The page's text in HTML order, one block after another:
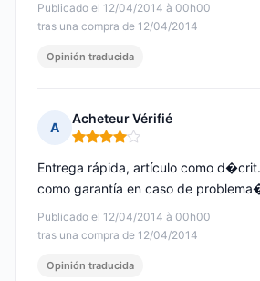
Publicado el 12/04/2014 à 00h00
tras una compra de 12/04/2014
Opinión traducida
A
Acheteur Vérifié
Nota: 4 de 5
Publicado el 12/04/2014 à 00h00
tras una compra de 12/04/2014
Entrega rápida, artículo como
como garantía en caso de
Opinión traducida